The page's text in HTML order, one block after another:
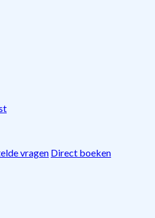
vragen Direct boeken